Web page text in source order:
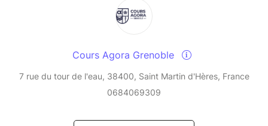
Cours Agora Grenoble
7 rue du tour de l'eau, 38400, Saint Martin d'Hères, France
0684069309